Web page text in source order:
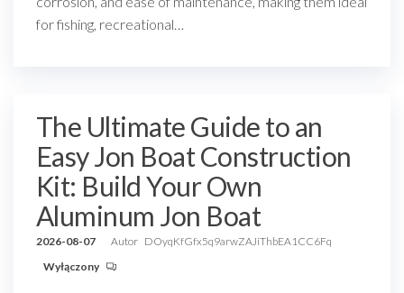
for fishing, recreational…
The Ultimate Guide to an
Easy Jon Boat Construction
Kit: Build Your Own
Aluminum Jon Boat
2026-08-07 Autor DOyqKfGfx5q9arwZAJiThbEA1CC6Fq
Wyłączony